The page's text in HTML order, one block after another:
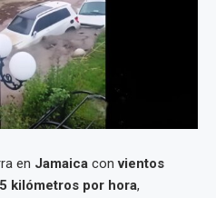
en Jamaica convientos
kilómetros por hora,